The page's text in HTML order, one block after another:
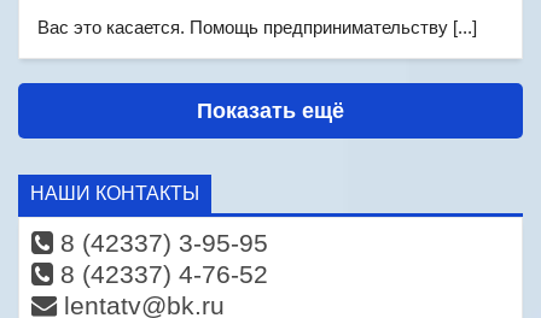
Вас это касается. Помощь предпринимательству [...]
Показать ещё
НАШИ КОНТАКТЫ
8 (42337) 3-95-95
8 (42337) 4-76-52
lentatv@bk.ru